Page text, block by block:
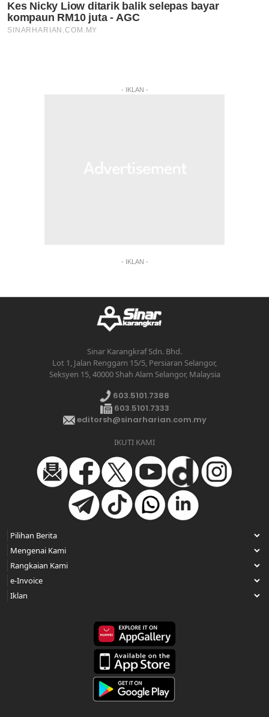
- IKLAN -
- IKLAN -
Sinar Karangkraf Sdn. Bhd.
Lot 1, Jalan Renggam 15/5, Persiaran Selangor,
Seksyen 15, 40000 Shah Alam Selangor, Malaysia
603.5101.7388
603.5101.7333
editorsh@sinarharian.com.my
IKUTI KAMI